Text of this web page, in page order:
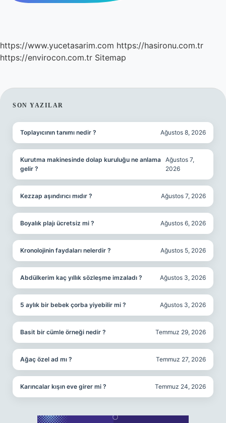
https://www.yucetasarim.com https://hasironu.com.tr
https://envirocon.com.tr Sitemap
SIDEBAR
SON YAZILAR
Toplayıcının tanımı nedir ? Ağustos 8, 2026
Kurutma makinesinde dolap kuruluğu ne anlama
gelir ?
Ağustos 7,
2026
Kezzap aşındırıcı mıdır ? Ağustos 7, 2026
Boyalık plajı ücretsiz mi ? Ağustos 6, 2026
Kronolojinin faydaları nelerdir ? Ağustos 5, 2026
Abdülkerim kaç yıllık sözleşme imzaladı ? Ağustos 3, 2026
5 aylık bir bebek çorba yiyebilir mi ? Ağustos 3, 2026
Basit bir cümle örneği nedir ? Temmuz 29, 2026
Ağaç özel ad mı ? Temmuz 27, 2026
Karıncalar kışın eve girer mi ? Temmuz 24, 2026